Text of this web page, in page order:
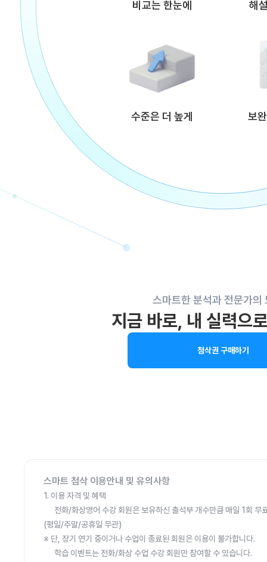
비교는 한눈에 해
수준은 더 높게 보
스마트한 분석과 전문가의
지금 바로, 내 실력으
첨삭권 구매하기
스마트 첨삭 이용안내 및 유의사항
1. 이용 자격 및 혜택
전화/화상영어 수강 회원은 보유하신 출석부 개수만큼 매일 1회 무
(평일/주말/공휴일 무관)
※ 단, 장기 연기 중이거나 수업이 종료된 회원은 이용이 불가합니다.
학습 이벤트는 전화/화상 수업 수강 회원만 참여할 수 있습니다.